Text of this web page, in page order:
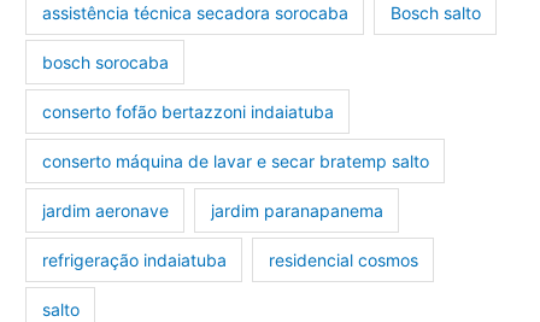
assistência técnica secadora sorocaba Bosch salto
bosch sorocaba
conserto fofão bertazzoni indaiatuba
conserto máquina de lavar e secar bratemp salto
jardim aeronave jardim paranapanema
refrigeração indaiatuba residencial cosmos
salto